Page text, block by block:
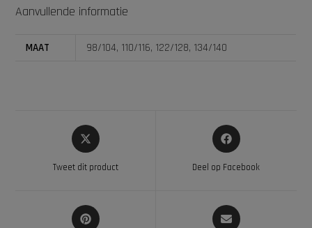
Aanvullende informatie
MAAT 98/104, 110/116, 122/128, 134/140
Tweet dit product Deel op Facebook